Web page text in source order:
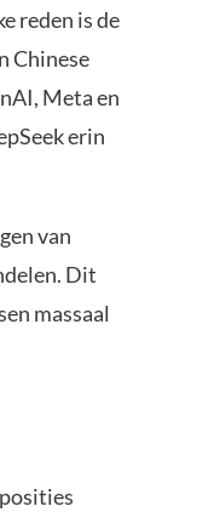
reden is de
Chinese
Meta en
erin
van
Dit
massaal